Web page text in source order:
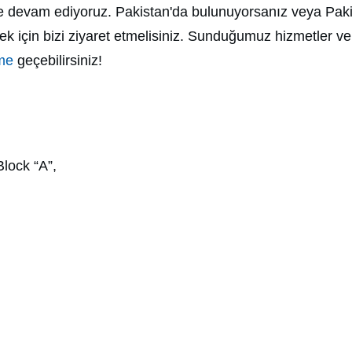
ediyoruz. Pakistan'da bulunuyorsanız veya
için bizi ziyaret etmelisiniz. Sunduğumuz hizmetler
geçebilirsiniz!
“A”,